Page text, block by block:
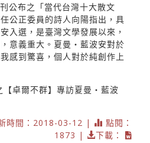
公布之「當代台灣十大散文
公正委員的詩人向陽指出，具
入選，是臺灣文學發展以來，
意義重大。夏曼‧藍波安對於
感到驚喜，個人對於純創作上
【卓爾不群】專訪夏曼‧藍波
時間：2018-03-12 |
點閱：
1873 |
下載：